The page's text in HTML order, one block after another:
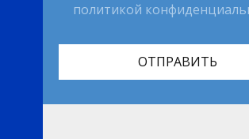
политикой
ОТПРАВИТЬ